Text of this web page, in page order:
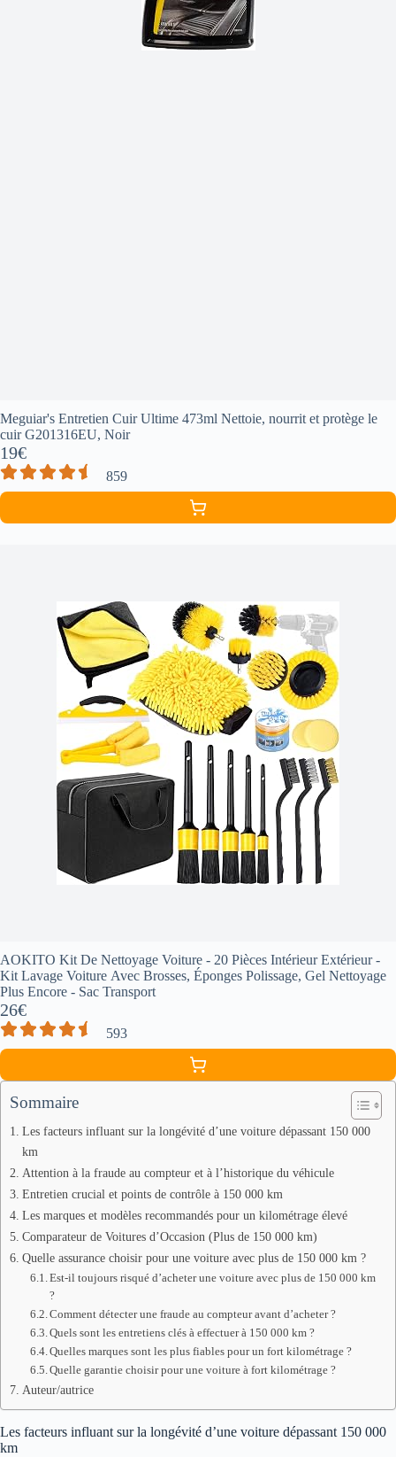
Meguiar's Entretien Cuir Ultime 473ml Nettoie, nourrit et protège le
cuir G201316EU, Noir
19€
859
AOKITO Kit De Nettoyage Voiture - 20 Pièces Intérieur Extérieur -
Kit Lavage Voiture Avec Brosses, Éponges Polissage, Gel Nettoyage
Plus Encore - Sac Transport
26€
593
Sommaire
Les facteurs influant sur la longévité d’une voiture dépassant 150 000
km
Attention à la fraude au compteur et à l’historique du véhicule
Entretien crucial et points de contrôle à 150 000 km
Les marques et modèles recommandés pour un kilométrage élevé
Comparateur de Voitures d’Occasion (Plus de 150 000 km)
Quelle assurance choisir pour une voiture avec plus de 150 000 km ?
Est-il toujours risqué d’acheter une voiture avec plus de 150 000 km
?
Comment détecter une fraude au compteur avant d’acheter ?
Quels sont les entretiens clés à effectuer à 150 000 km ?
Quelles marques sont les plus fiables pour un fort kilométrage ?
Quelle garantie choisir pour une voiture à fort kilométrage ?
Auteur/autrice
Les facteurs influant sur la longévité d’une voiture dépassant 150 000
km